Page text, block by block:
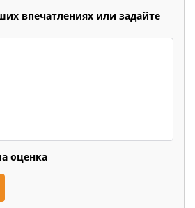
впечатлениях или задайте
оценка